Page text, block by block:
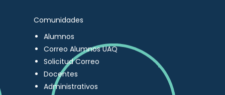
Comunidades
Alumnos
Correo Alumnos UAQ
Solicitud Correo
Docentes
Administrativos